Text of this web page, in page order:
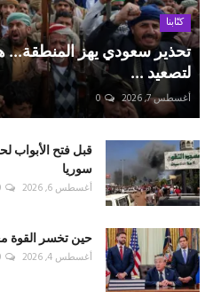
كتّابنا
تحذير سعودي يهز المنطقة...
لتصعيد ...
أغسطس 7, 2026 0
قبل فتح الأبواب
سوريا
أغسطس 6, 2026
حين تخسر القوة
أغسطس 4, 2026